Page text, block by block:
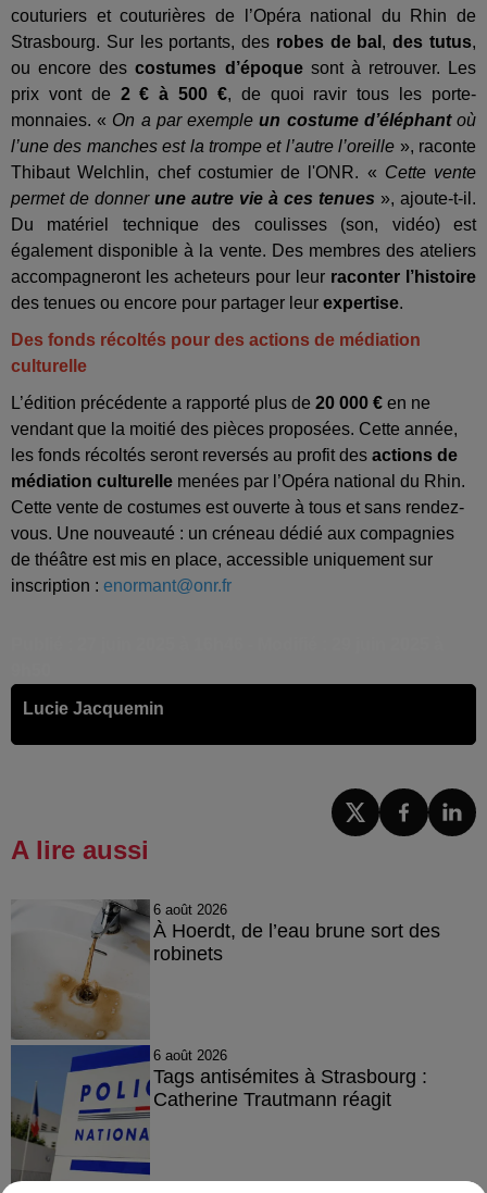
couturiers et couturières de l’Opéra national du Rhin de
Strasbourg. Sur les portants, des robes de bal ,des tutus,
ou encore descostumes d’époquesont à retrouver. Les
prix vont de 2 € à 500 €, de quoi ravir tous les porte-
monnaies. « On a par exempleun costume d’éléphantoù
l’une des manches est la trompe et l’autre l’oreille », raconte
Thibaut Welchlin, chef costumier de l'ONR. « Cette vente
permet de donnerune autre vie à ces tenues », ajoute-t-il.
Du matériel technique des coulisses (son, vidéo) est
également disponible à la vente. Des membres des ateliers
accompagneront les acheteurs pour leur raconter l’histoire
des tenues ou encore pour partager leur expertise.
Des fonds récoltés pour des actions de médiation
culturelle
L’édition précédente a rapporté plus de 20 000 € en ne
vendant que la moitié des pièces proposées. Cette année,
les fonds récoltés seront reversés au profit des actions de
médiation culturelle menées par l’Opéra national du Rhin.
Cette vente de costumes est ouverte à tous et sans rendez-
vous. Une nouveauté : un créneau dédié aux compagnies
de théâtre est mis en place, accessible uniquement sur
inscription : enormant@onr.fr
Lucie Jacquemin
A lire aussi
6 août 2026
À Hoerdt, de l’eau brune sort des
robinets
6 août 2026
Tags antisémites à Strasbourg :
Catherine Trautmann réagit